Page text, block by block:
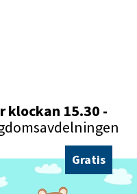
klockan 15.30 -
Gratis